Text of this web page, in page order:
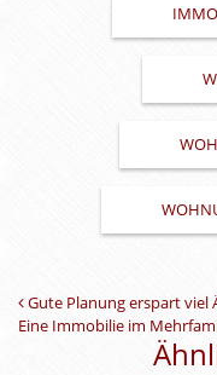
Beitrags-
Gute Planung erspart viel
Eine Immobilie im